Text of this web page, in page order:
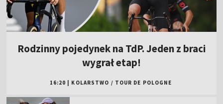
Rodzinny pojedynek na TdP. Jeden z braci
wygrał etap!
16:20 KOLARSTWO / TOUR DE POLOGNE